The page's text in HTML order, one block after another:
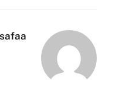
safaa